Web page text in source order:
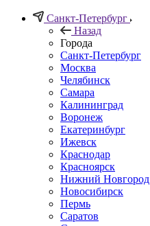
Санкт-Петербург
Назад
Города
Санкт-Петербург
Москва
Челябинск
Самара
Калининград
Воронеж
Екатеринбург
Ижевск
Краснодар
Красноярск
Нижний Новгород
Новосибирск
Пермь
Саратов